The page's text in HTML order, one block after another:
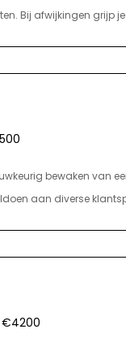
Bij afwijkingen grijp je
3-ploegendienst met
bewaken van
aan diverse
per afdeling, en
soepel verloopt, zijn
uitdagende,